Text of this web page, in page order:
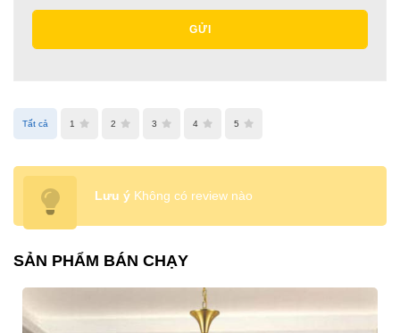
GỬI
Tất cả 1 2 3 4 5
Lưu ý Không có review nào
SẢN PHẨM BÁN CHẠY